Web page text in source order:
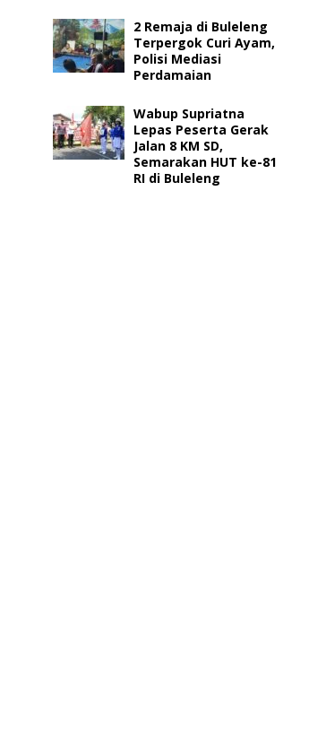
2 Remaja di Buleleng
Terpergok Curi Ayam,
Polisi Mediasi
Perdamaian
Wabup Supriatna
Lepas Peserta Gerak
Jalan 8 KM SD,
Semarakan HUT ke-81
RI di Buleleng